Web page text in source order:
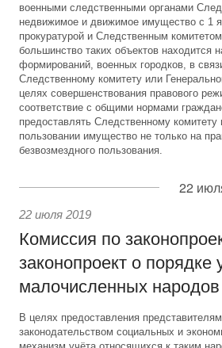
военными следственными органами
недвижимое и движимое имущество с 1
прокуратурой и Следственным
большинство таких объектов находится
формирований, военных городков, в
Следственному комитету или
целях совершенствования правового
соответствие с общими нормами
предоставлять Следственному
пользовании имущество не только на
безвозмездного пользования.
22
22 июля 2019
Комиссия по
законопроект о порядке
малочисленных
В целях предоставления
законодательством социальных и